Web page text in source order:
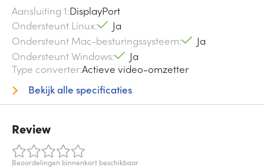
Aansluiting 1 DisplayPort
Ondersteunt Linux
Ja
Ondersteunt Mac-besturingssysteem
Ja
Ondersteunt Windows
Ja
Type converterActieve video-omzetter
Bekijk alle specificaties
Review
Beoordelingen binnenkort beschikbaar